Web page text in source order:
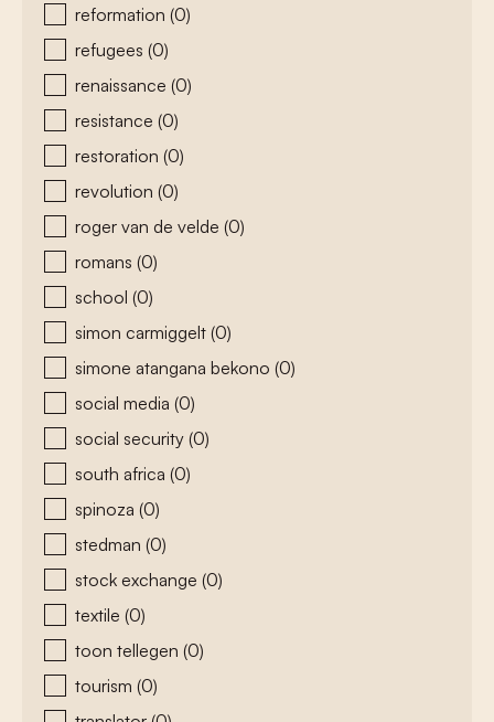
reformation (0)
refugees (0)
renaissance (0)
resistance (0)
restoration (0)
revolution (0)
roger van de velde (0)
romans (0)
school (0)
simon carmiggelt (0)
simone atangana bekono (0)
social media (0)
social security (0)
south africa (0)
spinoza (0)
stedman (0)
stock exchange (0)
textile (0)
toon tellegen (0)
tourism (0)